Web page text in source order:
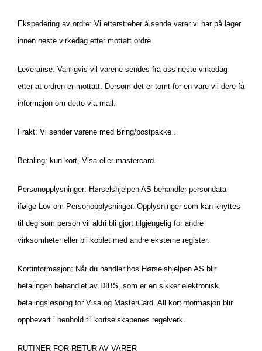
Ekspedering av ordre: Vi etterstreber å sende varer vi har på lager
innen neste virkedag etter mottatt ordre.
Leveranse: Vanligvis vil varene sendes fra oss neste virkedag
etter at ordren er mottatt. Dersom det er tomt for en vare vil dere få
informajon om dette via mail.
Frakt: Vi sender varene med Bring/postpakke .
Betaling: kun kort, Visa eller mastercard.
Personopplysninger: Hørselshjelpen AS behandler persondata
ifølge Lov om Personopplysninger. Opplysninger som kan knyttes
til deg som person vil aldri bli gjort tilgjengelig for andre
virksomheter eller bli koblet med andre eksterne register.
Kortinformasjon: Når du handler hos Hørselshjelpen AS blir
betalingen behandlet av DIBS, som er en sikker elektronisk
betalingsløsning for Visa og MasterCard. All kortinformasjon blir
oppbevart i henhold til kortselskapenes regelverk.
RUTINER FOR RETUR AV VARER